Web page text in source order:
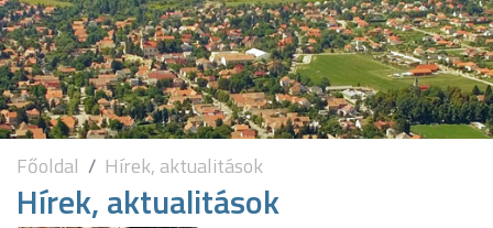
Főoldal Hírek, aktualitások
Hírek, aktualitások